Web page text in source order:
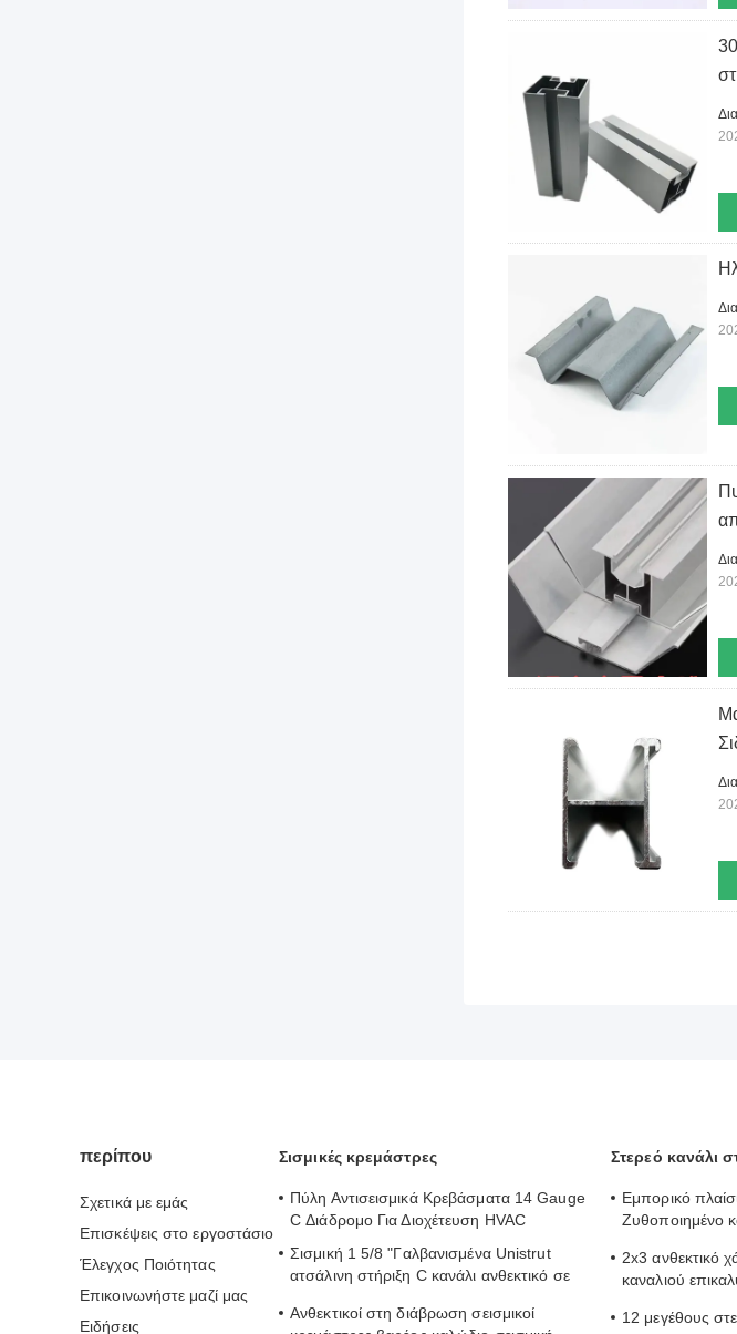
περίπου
Σχετικά με εμάς
Επισκέψεις στο εργοστάσιο
Έλεγχος Ποιότητας
Επικοινωνήστε μαζί μας
Ειδήσεις
Σισμικές κρεμάστρες
Πύλη Αντισεισμικά Κρεβάσματα 14 Gauge
C Διάδρομο Για Διοχέτευση HVAC
Σισμική 1 5/8 "Γαλβανισμένα Unistrut
ατσάλινη στήριξη C κανάλι ανθεκτικό σε
Ανθεκτικοί στη διάβρωση σεισμικοί
Στερεό κανάλι
Εμπορικό
Ζυθοποιημένο
2x3 ανθεκτικό
καναλιού
12 μεγέθους